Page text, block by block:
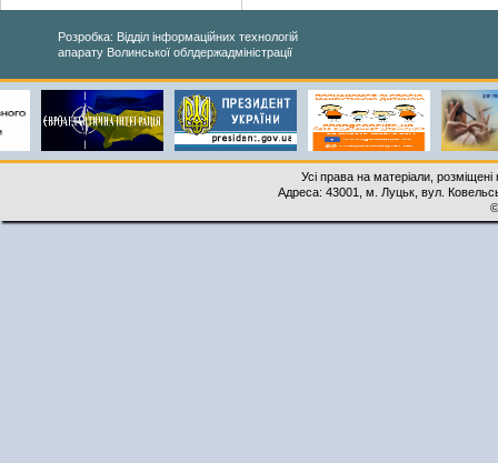
Розробка: Відділ інформаційних технологій
апарату Волинської облдержадміністрації
Усі права на матеріали,
Адреса: 43001, м. Луцьк, вул.